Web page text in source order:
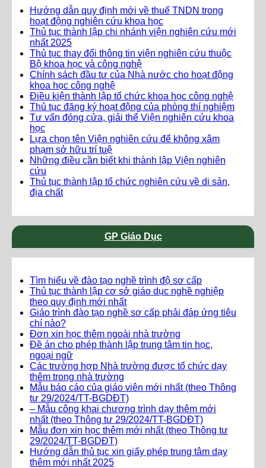
Hướng dẫn quy định mới về thuế TNDN trong
hoạt động nghiên cứu khoa học
Thủ tục thành lập chi nhánh viện nghiên cứu mới
nhất 2025
Thủ tục thay đổi thông tin viện nghiên cứu thuộc
Bộ khoa học và công nghệ
Chính sách đầu tư của Nhà nước cho hoạt động
khoa học công nghệ
Điều kiện thành lập tổ chức khoa học công nghệ
Thủ tục đăng ký hoạt động của phòng thí nghiệm
Tư vấn đóng cửa, giải thể Viện nghiên cứu khoa
học
Lựa chọn tên Viện nghiên cứu để không xâm
phạm sở hữu trí tuệ
Những điều cần biết khi thành lập Viện nghiên
cứu
Thủ tục thành lập tổ chức nghiên cứu về di sản,
địa chất
GP Giáo Dục
Tìm hiểu về đào tạo nghề trình độ sơ cấp
Thủ tục thành lập cơ sở giáo dục nghề nghiệp
theo quy định mới nhất
Giáo trình đào tạo nghề sơ cấp phải đáp ứng tiêu
chí nào?
Đơn xin học thêm ngoài nhà trường
Đề án cho phép thành lập trung tâm tin học,
ngoại ngữ
Các trường hợp Nhà trường được tổ chức dạy
thêm trong nhà trường
Mẫu báo cáo của giáo viên mới nhất (theo Thông
tư 29/2024/TT-BGDĐT)
– Mẫu công khai chương trình dạy thêm mới
nhất (theo Thông tư 29/2024/TT-BGDĐT)
Mẫu đơn xin học thêm mới nhất (theo Thông tư
29/2024/TT-BGDĐT)
Hướng dẫn thủ tục xin giấy phép trung tâm dạy
thêm mới nhất 2025